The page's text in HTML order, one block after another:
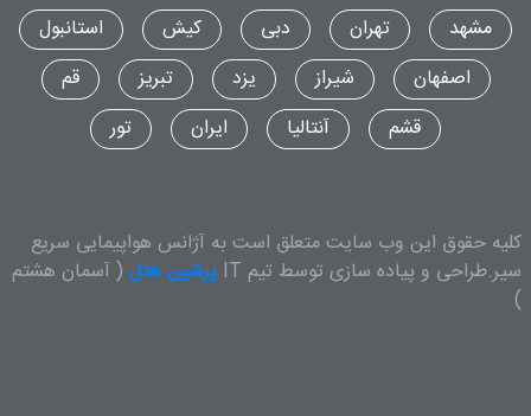
مشهد
تهران دبی کیش
استانبول
اصفهان
شیراز یزد تبریز
قم
قشم
آنتالیا ایران تور
کلیه حقوق این وب سایت متعلق است به آژانس هواپیمایی سریع
سیر.طراحی و پیاده سازی توسط تیم IT
پرشین هتل ( آسمان هشتم
)